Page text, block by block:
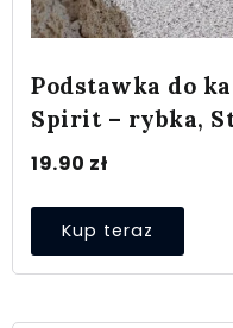
Podstawka do
Spirit – rybka,
19.90 zł
Kup teraz